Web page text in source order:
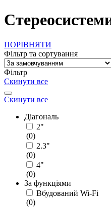
ПОРІВНЯТИ
Фільтр та сортування
Фільтр
Скинути все
Скинути все
Діагональ
2"
(0)
2.3"
(0)
4"
(0)
За функціями
Вбудований Wi-Fi
(0)